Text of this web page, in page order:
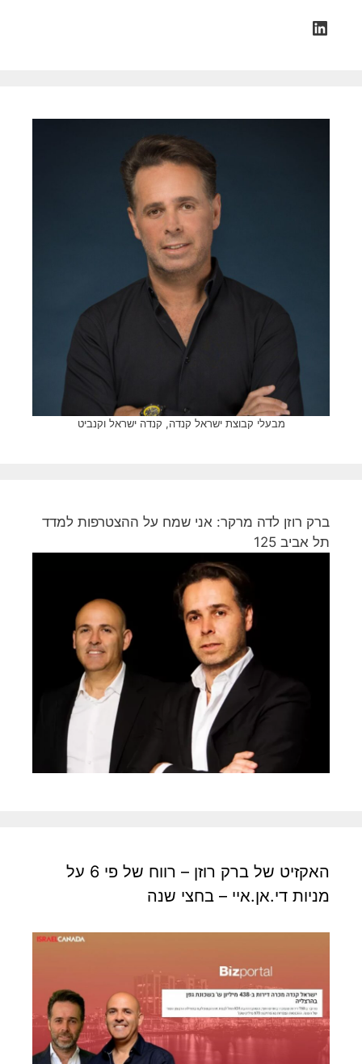
LinkedIn
מבעלי קבוצת ישראל קנדה, קנדה ישראל וקנביט
ברק רוזן לדה מרקר: אני שמח על ההצטרפות למדד
תל אביב 125
האקזיט של ברק רוזן – רווח של פי 6 על
מניות די.אן.איי – בחצי שנה